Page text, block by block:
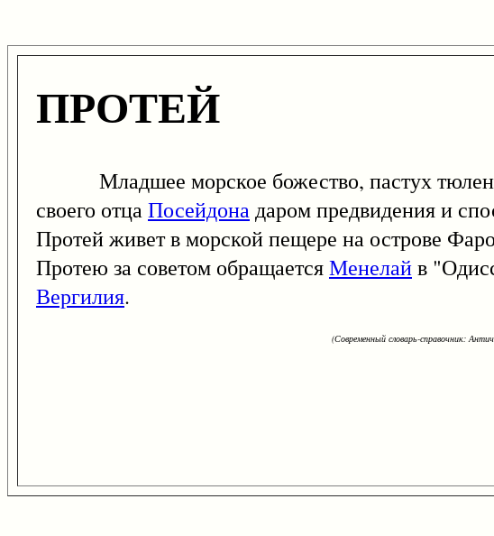
ПРОТЕЙ
Младшее морское божество, пастух
своего отцаПосейдонадаром предвидения и
Протей живет в морской пещере на острове
Протею за советом обращаетсяМенелайв
Вергилия.
(Современный словарь-справочник: